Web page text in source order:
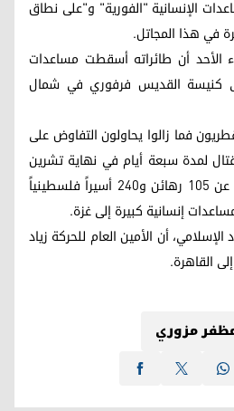
الإنسانية "الفورية" و"على نطاق
في هذا المجاتل.
الأحد أن طائراته أسقطت مساعدات
إلى كنيسة القديس فرفوري في شمال
فما زالوا يحاولون التفاوض على
لمدة سبعة أيام في نهاية تشرين
الثاني/نوفمبر سمح بالإفراج عن 105 رهائن و240 أسيراً فلسطينياً
إنسانية كبيرة إلى غزة.
أن الأمين العام للحركة زياد
القاهرة.
مزوري